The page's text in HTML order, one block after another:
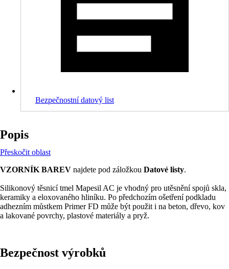
Bezpečnostní datový list
Popis
Přeskočit oblast
VZORNÍK BAREV najdete pod záložkou Datové listy.
Silikonový těsnicí tmel Mapesil AC je vhodný pro utěsnění spojů skla,
keramiky a eloxovaného hliníku. Po předchozím ošetření podkladu
adhezním můstkem Primer FD může být použit i na beton, dřevo, kov
a lakované povrchy, plastové materiály a pryž.
Bezpečnost výrobků